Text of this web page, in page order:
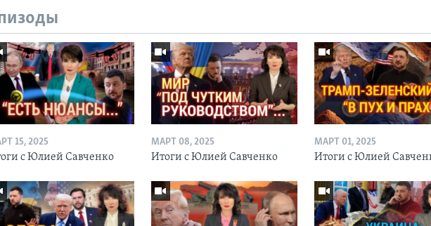
15, 2025
с Юлией Савченко
МАРТ 08, 2025
Итоги с Юлией Савченко
МАРТ 01, 2025
Итоги с Юлией